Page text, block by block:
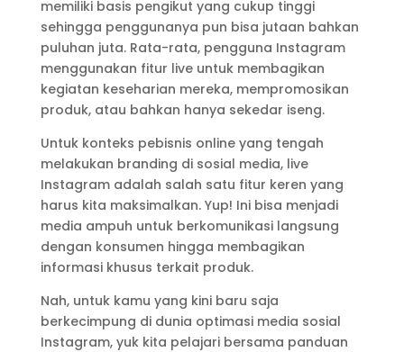
memiliki basis pengikut yang cukup tinggi
sehingga penggunanya pun bisa jutaan bahkan
puluhan juta. Rata-rata, pengguna Instagram
menggunakan fitur live untuk membagikan
kegiatan keseharian mereka, mempromosikan
produk, atau bahkan hanya sekedar iseng.
Untuk konteks pebisnis online yang tengah
melakukan branding di sosial media, live
Instagram adalah salah satu fitur keren yang
harus kita maksimalkan. Yup! Ini bisa menjadi
media ampuh untuk berkomunikasi langsung
dengan konsumen hingga membagikan
informasi khusus terkait produk.
Nah, untuk kamu yang kini baru saja
berkecimpung di dunia optimasi media sosial
Instagram, yuk kita pelajari bersama panduan